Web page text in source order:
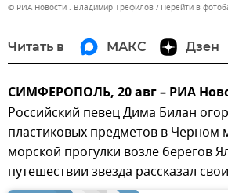
© РИА Новости . Владимир Трефилов Перейти в
Читать в МАКС Дзен
СИМФЕРОПОЛЬ, 20 авг – РИА
Российский певец Дима Билан
пластиковых предметов в Черном
морской прогулки возле берегов
путешествии звезда рассказал